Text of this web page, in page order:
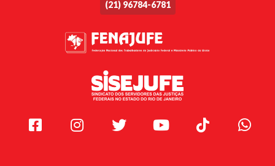
(21) 96784-6781
Facebook Instagram Twitter Youtube TikTok